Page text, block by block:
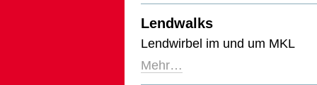
Lendwalks
Lendwirbel im und um MKL
Mehr…